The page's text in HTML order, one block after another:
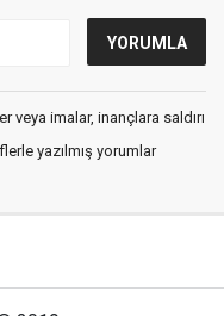
veya imalar, inançlara saldırı
yazılmış yorumlar